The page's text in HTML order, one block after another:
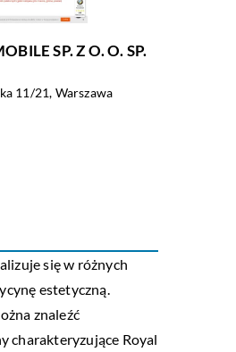
SP. Z O. O. SP.
11/21, Warszawa
się w różnych
estetyczną.
znaleźć
charakteryzujące Royal